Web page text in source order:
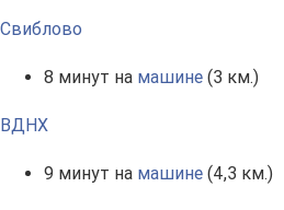
Свиблово
8 минут на машине (3 км.)
ВДНХ
9 минут на машине (4,3 км.)